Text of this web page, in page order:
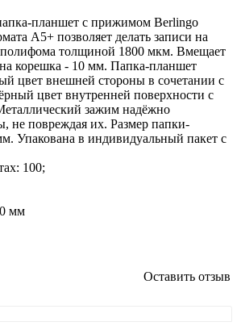
планшет с прижимом Berlingo
А5+ позволяет делать записи на
полифома толщиной 1800 мкм. Вмещает
корешка - 10 мм. Папка-планшет
цвет внешней стороны в сочетании с
цвет внутренней поверхности с
зажим надёжно
не повреждая их. Размер папки-
Упакована в индивидуальный пакет с
100;
мм
Оставить отзыв